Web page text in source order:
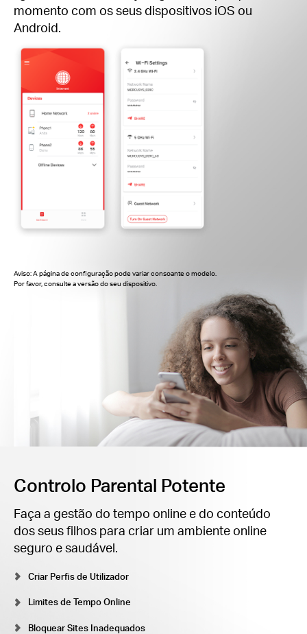
momento com os seus dispositivos iOS ou
Android.
Aviso: A página de configuração pode variar consoante o modelo.
Por favor, consulte a versão do seu dispositivo.
Controlo Parental Potente
Faça a gestão do tempo online e do conteúdo
dos seus filhos para criar um ambiente online
seguro e saudável.
Criar Perfis de Utilizador
Limites de Tempo Online
Bloquear Sites Inadequados